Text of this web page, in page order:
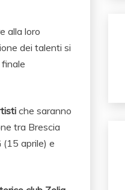
alla loro
dei talenti si
che saranno
tra Brescia
(15 aprile) e